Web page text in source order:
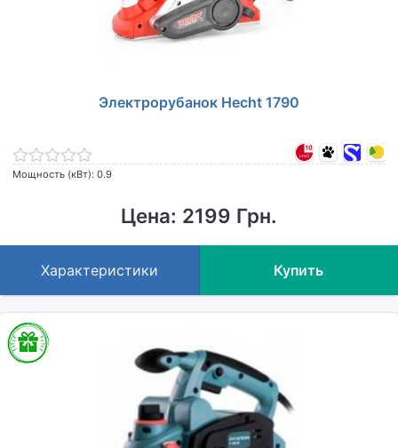
Электрорубанок Hecht 1790
Мощность (кВт): 0.9
Цена: 2199 Грн.
Характеристики Купить